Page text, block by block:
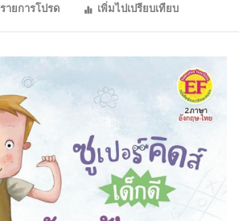
ายการโปรด
เพิ่มไปเปรียบเทียบ